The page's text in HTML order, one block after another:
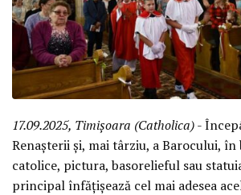
17.09.2025, Timișoara (Catholica)-
Renașterii și, mai târziu, a Barocului,
catolice, pictura, basorelieful sau
principal înfățișează cel mai adesea